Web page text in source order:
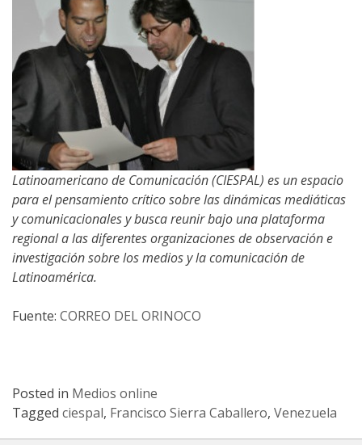
Latinoamericano de Comunicación (CIESPAL) es un espacio
para el pensamiento crítico sobre las dinámicas mediáticas
y comunicacionales y busca reunir bajo una plataforma
regional a las diferentes organizaciones de observación e
investigación sobre los medios y la comunicación de
Latinoamérica.
Fuente: CORREO DEL ORINOCO
Posted in Medios online
Tagged ciespal, Francisco Sierra Caballero, Venezuela